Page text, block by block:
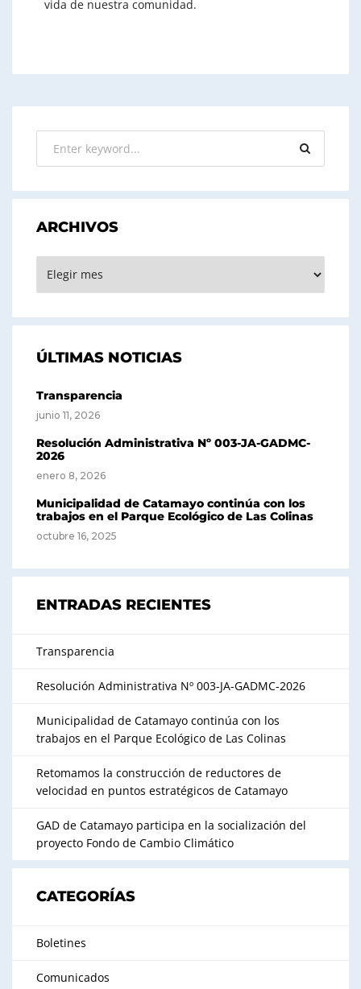
vida de nuestra comunidad.
ARCHIVOS
ÚLTIMAS NOTICIAS
Transparencia
junio 11, 2026
Resolución Administrativa Nº 003-JA-GADMC-
2026
enero 8, 2026
Municipalidad de Catamayo continúa con los
trabajos en el Parque Ecológico de Las Colinas
octubre 16, 2025
ENTRADAS RECIENTES
Transparencia
Resolución Administrativa Nº 003-JA-GADMC-2026
Municipalidad de Catamayo continúa con los
trabajos en el Parque Ecológico de Las Colinas
Retomamos la construcción de reductores de
velocidad en puntos estratégicos de Catamayo
GAD de Catamayo participa en la socialización del
proyecto Fondo de Cambio Climático
CATEGORÍAS
Boletines
Comunicados